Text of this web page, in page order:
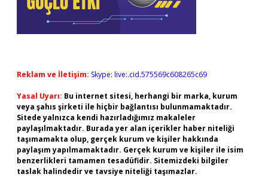
Reklam ve İletişim: Skype: live:.cid.575569c608265c69
Yasal Uyarı: Bu internet sitesi, herhangi bir marka, kurum
veya şahıs şirketi ile hiçbir bağlantısı bulunmamaktadır.
Sitede yalnızca kendi hazırladığımız makaleler
paylaşılmaktadır. Burada yer alan içerikler haber niteliği
taşımamakta olup, gerçek kurum ve kişiler hakkında
paylaşım yapılmamaktadır. Gerçek kurum ve kişiler ile isim
benzerlikleri tamamen tesadüfidir. Sitemizdeki bilgiler
taslak halindedir ve tavsiye niteliği taşımazlar.